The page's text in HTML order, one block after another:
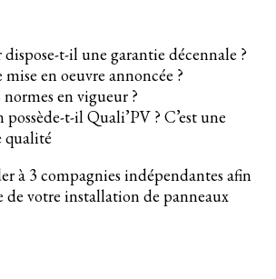
t-il une garantie décennale ?
en oeuvre annoncée ?
en vigueur ?
t-il Quali’PV ? C’est une
qualité
à 3 compagnies indépendantes afin
de votre installation de panneaux